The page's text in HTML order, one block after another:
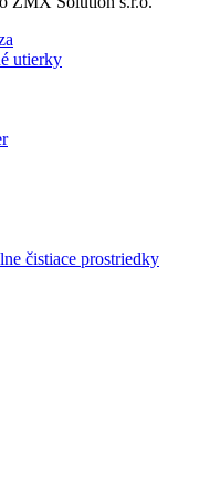
utierky
čistiace prostriedky